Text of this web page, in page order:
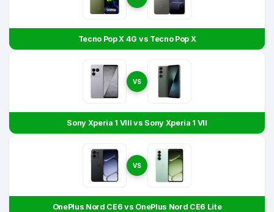
Tecno Pop X 4G vs Tecno Pop X
VS
Sony Xperia 1 VIII vs Sony Xperia 1 VII
VS
OnePlus Nord CE6 vs OnePlus Nord CE6 Lite